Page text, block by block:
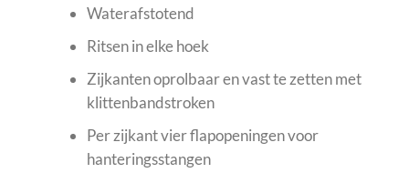
Waterafstotend
Ritsen in elke hoek
Zijkanten oprolbaar en vast te zetten met
klittenbandstroken
Per zijkant vier flapopeningen voor
hanteringsstangen